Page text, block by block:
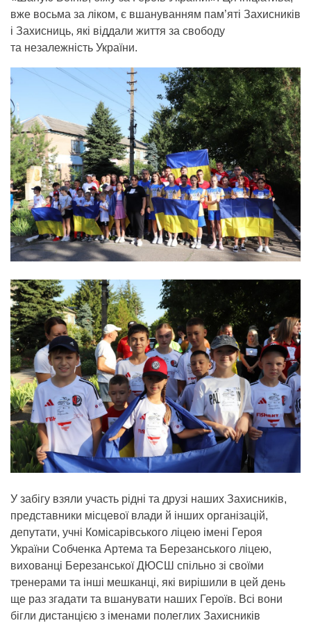
вже восьма за ліком, є вшануванням пам’яті Захисників
і Захисниць, які віддали життя за свободу
та незалежність України.
У забігу взяли участь рідні та друзі наших Захисників,
представники місцевої влади й інших організацій,
депутати, учні Комісарівського ліцею імені Героя
України Собченка Артема та Березанського ліцею,
вихованці Березанської ДЮСШ спільно зі своїми
тренерами та інші мешканці, які вирішили в цей день
ще раз згадати та вшанувати наших Героїв. Всі вони
бігли дистанцією з іменами полеглих Захисників